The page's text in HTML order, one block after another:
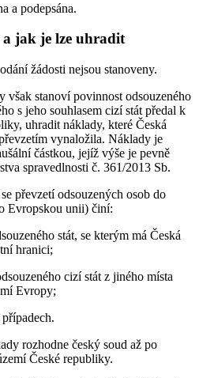
a podepsána.
jak je lze uhradit
žádosti nejsou stanoveny.
však stanoví povinnost odsouzeného
s jeho souhlasem cizí stát předal k
uhradit náklady, které Česká
vynaložila. Náklady je
částkou, jejíž výše je pevně
spravedlnosti č. 361/2013 Sb.
převzetí odsouzených osob do
Evropskou unii) činí:
stát, se kterým má Česká
hranici;
cizí stát z jiného místa
Evropy;
rozhodne český soud až po
České republiky.